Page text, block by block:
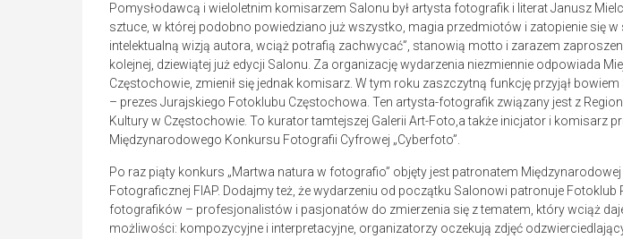
Pomysłodawcą i wieloletnim komisarzem Salonu był artysta fotografik i literat Janusz
sztuce, w której podobno powiedziano już wszystko, magia przedmiotów i zatopienie się w
intelektualną wizją autora, wciąż potrafią zachwycać”, stanowią motto i zarazem
kolejnej, dziewiątej już edycji Salonu. Za organizację wydarzenia niezmiennie odpowiada
Częstochowie, zmienił się jednak komisarz. W tym roku zaszczytną funkcję przyjął
– prezes Jurajskiego Fotoklubu Częstochowa. Ten artysta-fotografik związany jest z
Kultury w Częstochowie. To kurator tamtejszej Galerii Art-Foto,a także inicjator i komisarz
Międzynarodowego Konkursu Fotografii Cyfrowej „Cyberfoto”.
Po raz piąty konkurs „Martwa natura w fotografio” objęty jest patronatem Międzynarodowej
Fotograficznej FIAP. Dodajmy też, że wydarzeniu od początku Salonowi patronuje Fotoklub
fotografików – profesjonalistów i pasjonatów do zmierzenia się z tematem, który wciąż
możliwości: kompozycyjne i interpretacyjne, organizatorzy oczekują zdjęć